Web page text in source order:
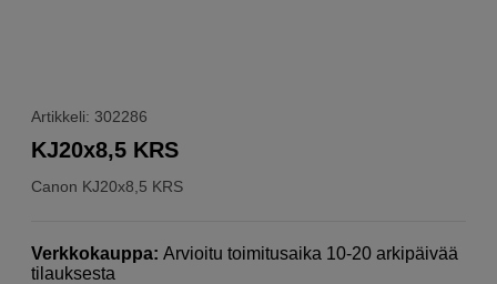
Artikkeli: 302286
Canon KJ20x8,5 KRS
KJ20x8,5 KRS
Verkkokauppa: Arvioitu toimitusaika 10-20 arkipäivää
tilauksesta